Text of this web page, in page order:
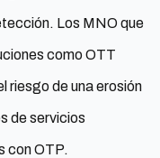
Los MNO que
como OTT
riesgo de una erosión
de servicios
con OTP.